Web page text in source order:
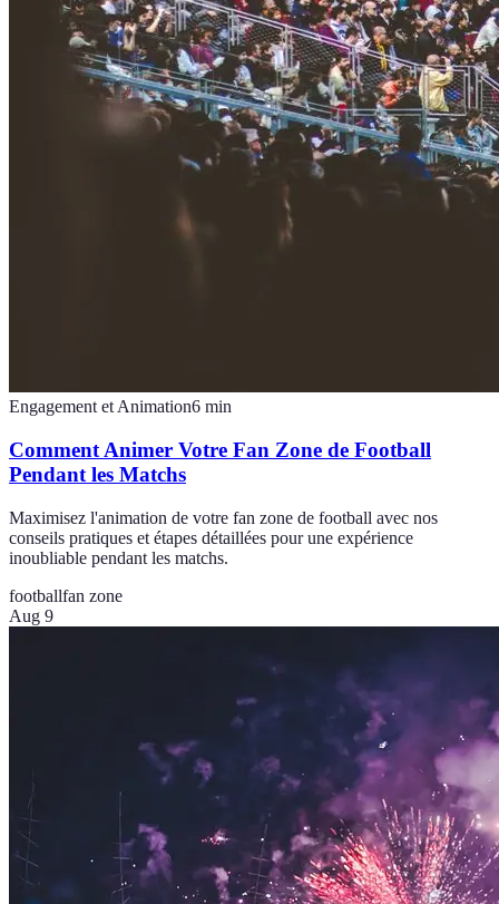
Engagement et Animation6 min
Comment Animer Votre Fan Zone de Football
Pendant les Matchs
Maximisez l'animation de votre fan zone de football avec nos
conseils pratiques et étapes détaillées pour une expérience
inoubliable pendant les matchs.
footballfan zone
Aug 9